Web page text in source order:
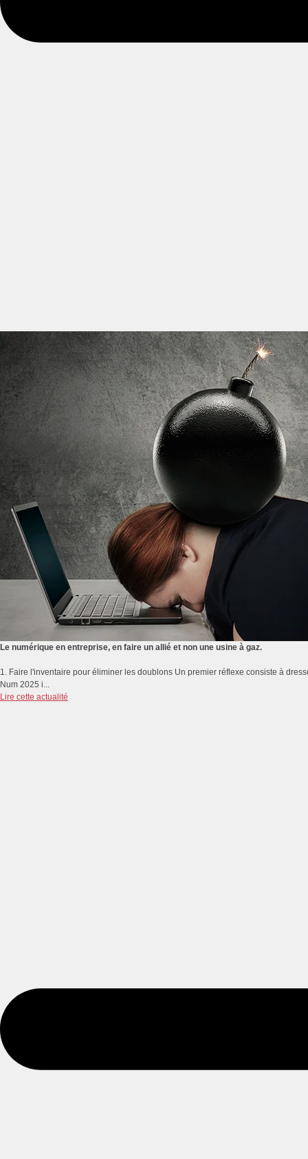
Le numérique en entreprise, en faire un allié et non une usine à gaz.
1. Faire l'inventaire pour éliminer les doublons Un premier réflexe consiste à
Num 2025 i...
Lire cette actualité